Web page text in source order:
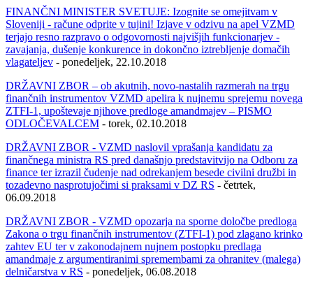
FINANČNI MINISTER SVETUJE: Izognite se omejitvam v
Sloveniji - račune odprite v tujini! Izjave v odzivu na apel VZMD
terjajo resno razpravo o odgovornosti najvišjih funkcionarjev -
zavajanja, dušenje konkurence in dokončno iztrebljenje domačih
vlagateljev - ponedeljek, 22.10.2018
DRŽAVNI ZBOR – ob akutnih, novo-nastalih razmerah na trgu
finančnih instrumentov VZMD apelira k nujnemu sprejemu novega
ZTFI-1, upoštevaje njihove predloge amandmajev – PISMO
ODLOČEVALCEM - torek, 02.10.2018
DRŽAVNI ZBOR - VZMD naslovil vprašanja kandidatu za
finančnega ministra RS pred današnjo predstavitvijo na Odboru za
finance ter izrazil čudenje nad odrekanjem besede civilni družbi in
tozadevno nasprotujočimi si praksami v DZ RS - četrtek,
06.09.2018
DRŽAVNI ZBOR - VZMD opozarja na sporne določbe predloga
Zakona o trgu finančnih instrumentov (ZTFI-1) pod zlagano krinko
zahtev EU ter v zakonodajnem nujnem postopku predlaga
amandmaje z argumentiranimi spremembami za ohranitev (malega)
delničarstva v RS - ponedeljek, 06.08.2018